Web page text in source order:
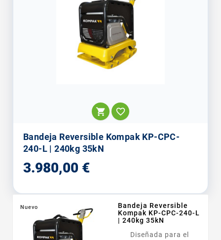
 
Bandeja Reversible Kompak KP-CPC-
240-L | 240kg 35kN
3.980,00 €Precio
Nuevo
Bandeja Reversible
Kompak KP-CPC-240-L
| 240kg 35kN
Diseñada para el